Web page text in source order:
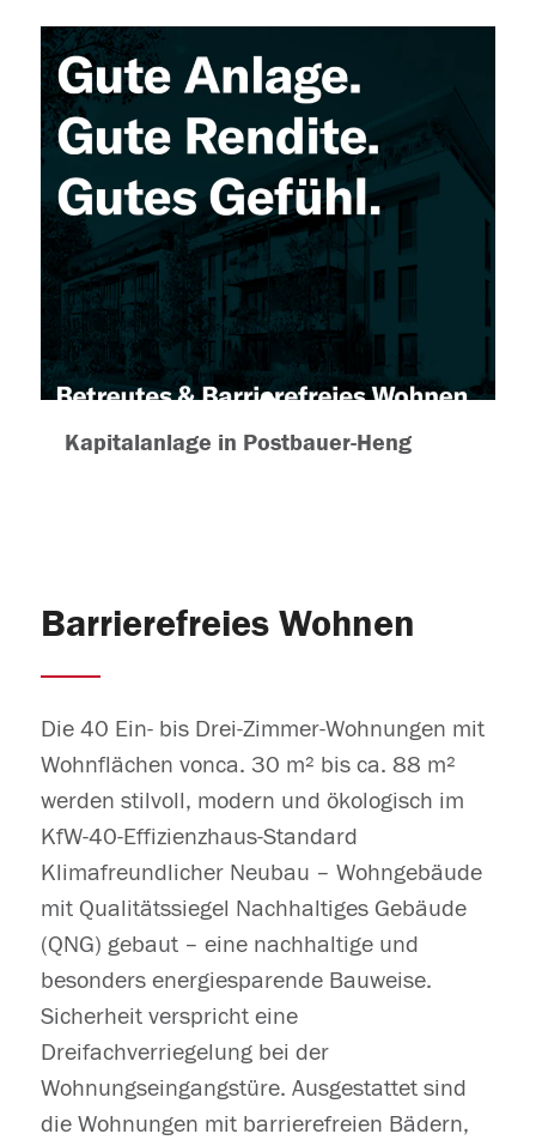
Kapitalanlage in Postbauer-Heng
Barrierefreies Wohnen
Die 40 Ein- bis Drei-Zimmer-Wohnungen mit
Wohnflächen vonca. 30 m² bis ca. 88 m²
werden stilvoll, modern und ökologisch im
KfW-40-Effizienzhaus-Standard
Klimafreundlicher Neubau – Wohngebäude
mit Qualitätssiegel Nachhaltiges Gebäude
(QNG) gebaut – eine nachhaltige und
besonders energiesparende Bauweise.
Sicherheit verspricht eine
Dreifachverriegelung bei der
Wohnungseingangstüre. Ausgestattet sind
die Wohnungen mit barrierefreien Bädern,